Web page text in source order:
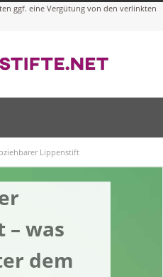
Lippenstift
was
dem